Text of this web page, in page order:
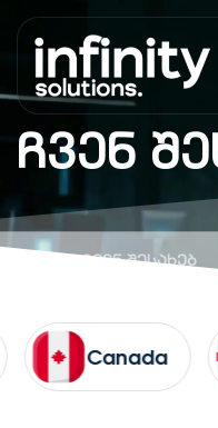
ჩვენ
ჩვენ შესახებ
Canada